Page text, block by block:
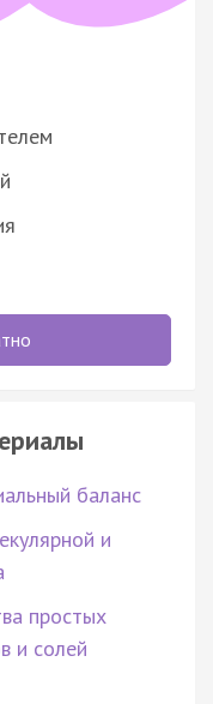
баланс
и
простых
и солей